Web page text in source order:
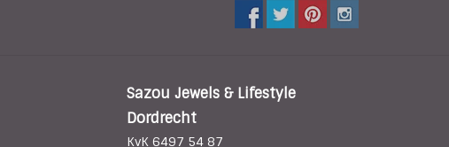
Sazou Jewels & Lifestyle
Dordrecht
KvK 6497 54 87